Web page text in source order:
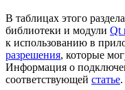
В таблицах этого
библиотеки и модули Qt
к использованию в
разрешения, которые
Информация о
соответствующей статье.